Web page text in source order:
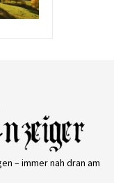
– immer nah dran am